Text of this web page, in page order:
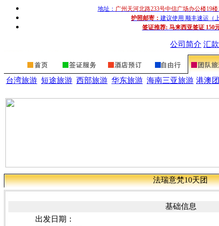
地址： 广州天河北路233号中信广场办公楼19
护照邮寄： 建议使用 顺丰速运（
签证推荐: 马来西亚签证 150
公司简介 汇
台湾旅游 短途旅游 西部旅游 华东旅游 海南三亚旅游 港澳
法瑞意梵10天团
基础信息
出发日期 ：